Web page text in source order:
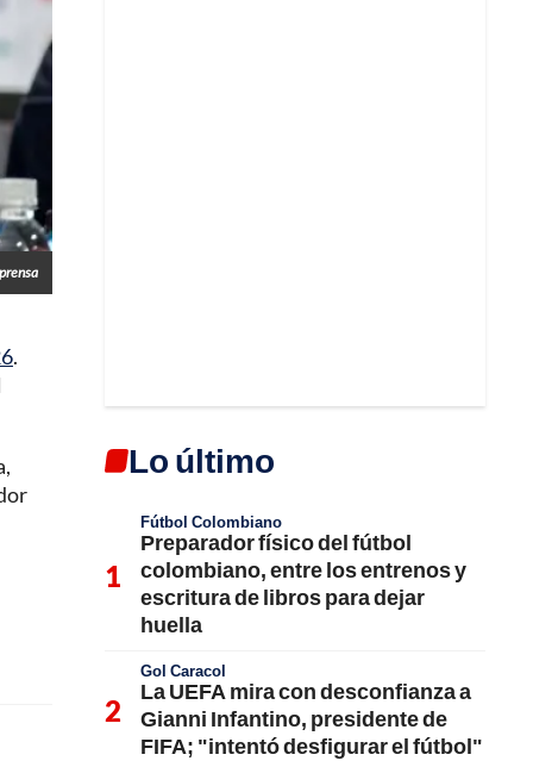
.
Lo último
Fútbol Colombiano
Preparador físico del fútbol
colombiano, entre los entrenos y
escritura de libros para dejar
huella
Gol Caracol
La UEFA mira con desconfianza a
Gianni Infantino, presidente de
FIFA; "intentó desfigurar el fútbol"